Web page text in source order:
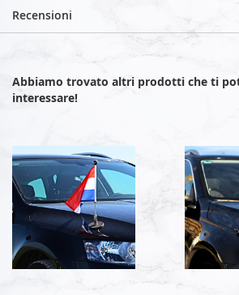
Recensioni
Abbiamo trovato altri prodotti che ti
interessare!